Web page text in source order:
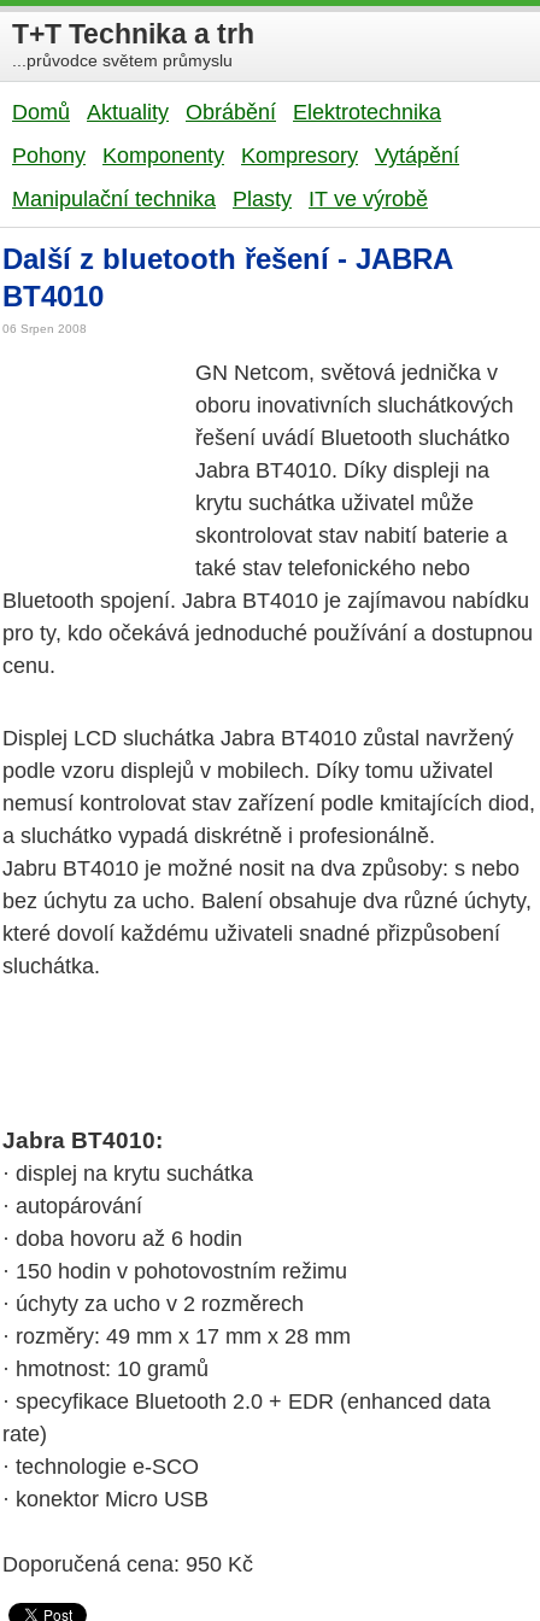
T+T Technika a trh
...průvodce světem průmyslu
Domů Aktuality Obrábění
Elektrotechnika
Pohony
Komponenty Kompresory
Vytápění
Manipulační technika
Plasty IT ve výrobě
Další z bluetooth řešení - JABRA
BT4010
06 Srpen 2008
GN Netcom, světová jednička v
oboru inovativních sluchátkových
řešení uvádí Bluetooth sluchátko
Jabra BT4010. Díky displeji na
krytu suchátka uživatel může
skontrolovat stav nabití baterie a
také stav telefonického nebo
Bluetooth spojení. Jabra BT4010 je zajímavou nabídku
pro ty, kdo očekává jednoduché používání a dostupnou
cenu.
Displej LCD sluchátka Jabra BT4010 zůstal navržený
podle vzoru displejů v mobilech. Díky tomu uživatel
nemusí kontrolovat stav zařízení podle kmitajících diod,
a sluchátko vypadá diskrétně i profesionálně.
Jabru BT4010 je možné nosit na dva způsoby: s nebo
bez úchytu za ucho. Balení obsahuje dva různé úchyty,
které dovolí každému uživateli snadné přizpůsobení
sluchátka.
Jabra BT4010:
· displej na krytu suchátka
· autopárování
· doba hovoru až 6 hodin
· 150 hodin v pohotovostním režimu
· úchyty za ucho v 2 rozměrech
· rozměry: 49 mm x 17 mm x 28 mm
· hmotnost: 10 gramů
· specyfikace Bluetooth 2.0 + EDR (enhanced data
rate)
· technologie e-SCO
· konektor Micro USB
Doporučená cena: 950 Kč